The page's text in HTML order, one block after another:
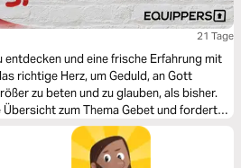
21 Tage
entdecken und eine frische Erfahrung mit
richtige Herz, um Geduld, an Gott
zu beten und zu glauben, als bisher.
zum Thema Gebet und fordert
Gebet zu gehen.